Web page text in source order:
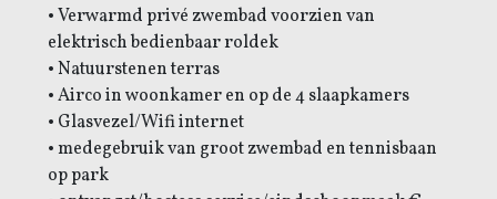
• Verwarmd privé zwembad voorzien van
elektrisch bedienbaar roldek
• Natuurstenen terras
• Airco in woonkamer en op de 4 slaapkamers
• Glasvezel/Wifi internet
• medegebruik van groot zwembad en tennisbaan
op park